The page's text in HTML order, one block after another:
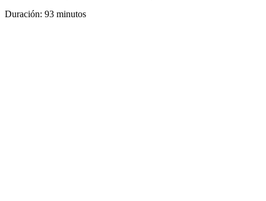
Duración: 93 minutos